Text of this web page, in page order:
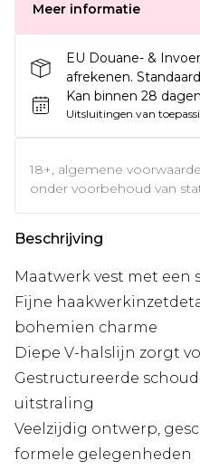
Meer informatie
EU Douane- &
afrekenen.
Kan binnen 28
Uitsluitingen van
18+, algemene
onder voorbehoud van
Beschrijving
Maatwerk vest met
Fijne
bohemien charme
Diepe V-halslijn zorgt
Gestructureerde
uitstraling
Veelzijdig ontwerp,
formele gelegenheden